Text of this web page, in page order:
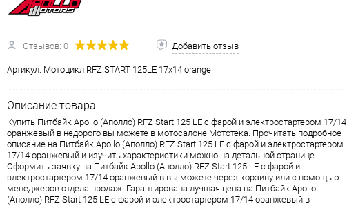
Отзывов: 0 Добавить отзыв
Артикул: Мотоцикл RFZ START 125LE 17х14 orange
Описание товара:
Купить Питбайк Apollo (Аполло) RFZ Start 125 LE с фарой и электростартером 17/14
оранжевый в недорого вы можете в мотосалоне Мототека. Прочитать подробное
описание на Питбайк Apollo (Аполло) RFZ Start 125 LE с фарой и электростартером
17/14 оранжевый и изучить характеристики можно на детальной странице.
Оформить заявку на Питбайк Apollo (Аполло) RFZ Start 125 LE с фарой и
электростартером 17/14 оранжевый в вы можете через корзину или с помощью
менеджеров отдела продаж. Гарантирована лучшая цена на Питбайк Apollo
(Аполло) RFZ Start 125 LE с фарой и электростартером 17/14 оранжевый в .